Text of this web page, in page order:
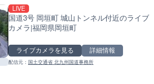
LIVE
国道3号 岡垣町 城山トンネル付近のライブ
カメラ|福岡県岡垣町
ライブカメラを見る 詳細情報
配信元： 国土交通省 北九州国道事務所